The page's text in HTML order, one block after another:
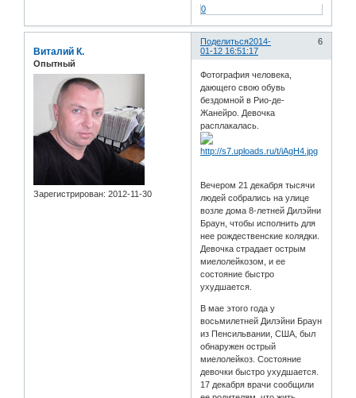
0
Поделиться 6
2014-
01-12 16:51:17
Виталий К.
Опытный
Зарегистрирован: 2012-11-30
Фотография человека,
дающего свою обувь
бездомной в Рио-де-
Жанейро. Девочка
расплакалась.
Вечером 21 декабря тысячи
людей собрались на улице
возле дома 8-летней Дилэйни
Браун, чтобы исполнить для
нее рождественские колядки.
Девочка страдает острым
миелолейкозом, и ее
состояние быстро
ухудшается.
В мае этого года у
восьмилетней Дилэйни Браун
из Пенсильвании, США, был
обнаружен острый
миелолейкоз. Состояние
девочки быстро ухудшается.
17 декабря врачи сообщили